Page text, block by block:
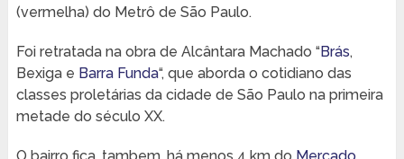
(vermelha) do Metrô de São Paulo.
Foi retratada na obra de Alcântara Machado “Brás,
Bexiga e Barra Funda“, que aborda o cotidiano das
classes proletárias da cidade de São Paulo na primeira
metade do século XX.
O bairro fica, tambem, há menos 4 km do Mercado